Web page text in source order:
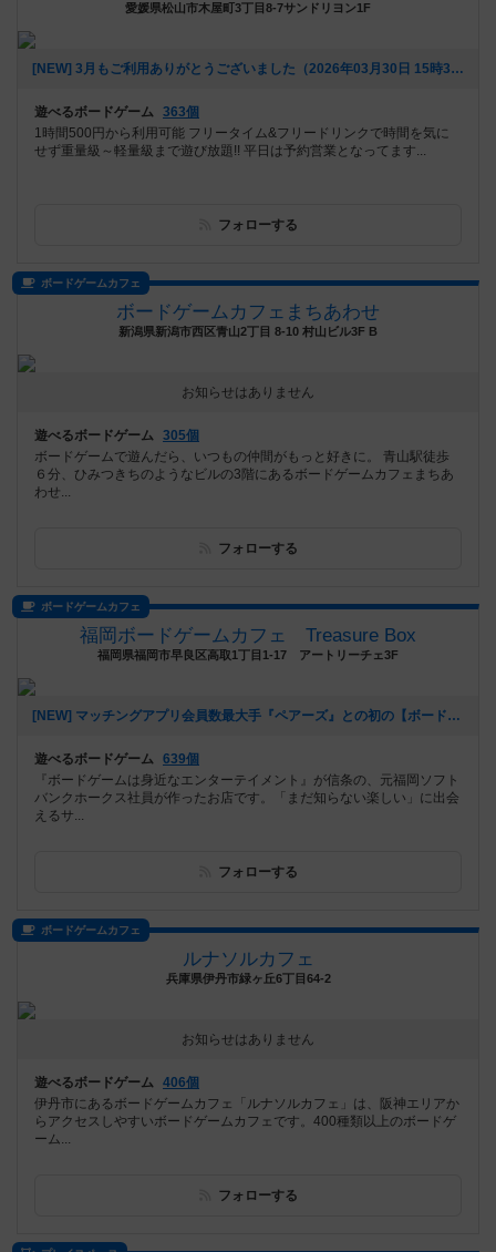
愛媛県松山市木屋町3丁目8-7サンドリヨン1F
[NEW] 3月もご利用ありがとうございました（2026年03月30日 15時38分）
遊べるボードゲーム 363個
1時間500円から利用可能 フリータイム&フリードリンクで時間を気に
せず重量級～軽量級まで遊び放題!! 平日は予約営業となってます...
フォローする
ボードゲームカフェ
ボードゲームカフェまちあわせ
新潟県新潟市西区青山2丁目 8-10 村山ビル3F B
お知らせはありません
遊べるボードゲーム 305個
ボードゲームで遊んだら、いつもの仲間がもっと好きに。 青山駅徒歩
６分、ひみつきちのようなビルの3階にあるボードゲームカフェまちあ
わせ...
フォローする
ボードゲームカフェ
福岡ボードゲームカフェ Treasure Box
福岡県福岡市早良区高取1丁目1-17 アートリーチェ3F
[NEW] マッチングアプリ会員数最大手『ペアーズ』との初の【ボードゲームマッチングイベント】開催決定‼️（2026年01月06日 16時43分）
遊べるボードゲーム 639個
『ボードゲームは身近なエンターテイメント』が信条の、元福岡ソフト
バンクホークス社員が作ったお店です。「まだ知らない楽しい」に出会
えるサ...
フォローする
ボードゲームカフェ
ルナソルカフェ
兵庫県伊丹市緑ヶ丘6丁目64-2
お知らせはありません
遊べるボードゲーム 406個
伊丹市にあるボードゲームカフェ「ルナソルカフェ」は、阪神エリアか
らアクセスしやすいボードゲームカフェです。400種類以上のボードゲ
ーム...
フォローする